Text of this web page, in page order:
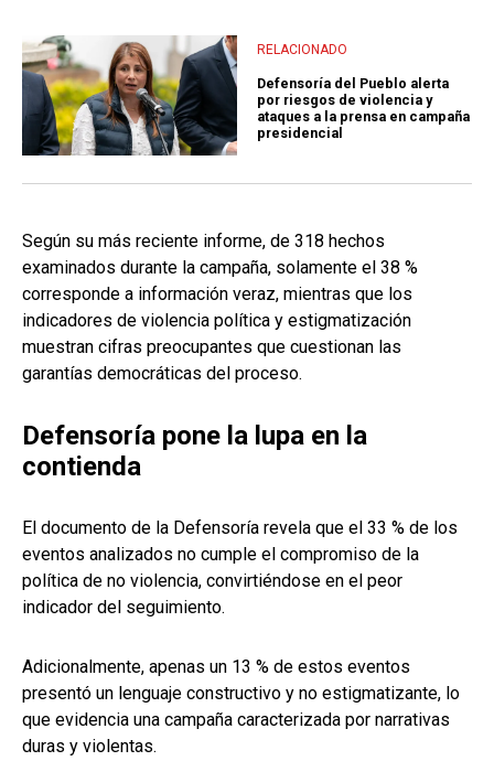
RELACIONADO
Defensoría del Pueblo alerta
por riesgos de violencia y
ataques a la prensa en campaña
presidencial
Según su más reciente informe, de 318 hechos
examinados durante la campaña, solamente el 38 %
corresponde a información veraz, mientras que los
indicadores de violencia política y estigmatización
muestran cifras preocupantes que cuestionan las
garantías democráticas del proceso.
Defensoría pone la lupa en la
contienda
El documento de la Defensoría revela que el 33 % de los
eventos analizados no cumple el compromiso de la
política de no violencia, convirtiéndose en el peor
indicador del seguimiento.
Adicionalmente, apenas un 13 % de estos eventos
presentó un lenguaje constructivo y no estigmatizante, lo
que evidencia una campaña caracterizada por narrativas
duras y violentas.